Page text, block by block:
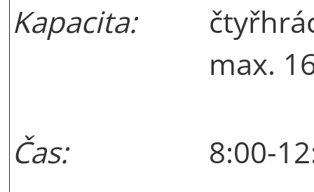
Kapacita:
max.
Čas: 8:00-